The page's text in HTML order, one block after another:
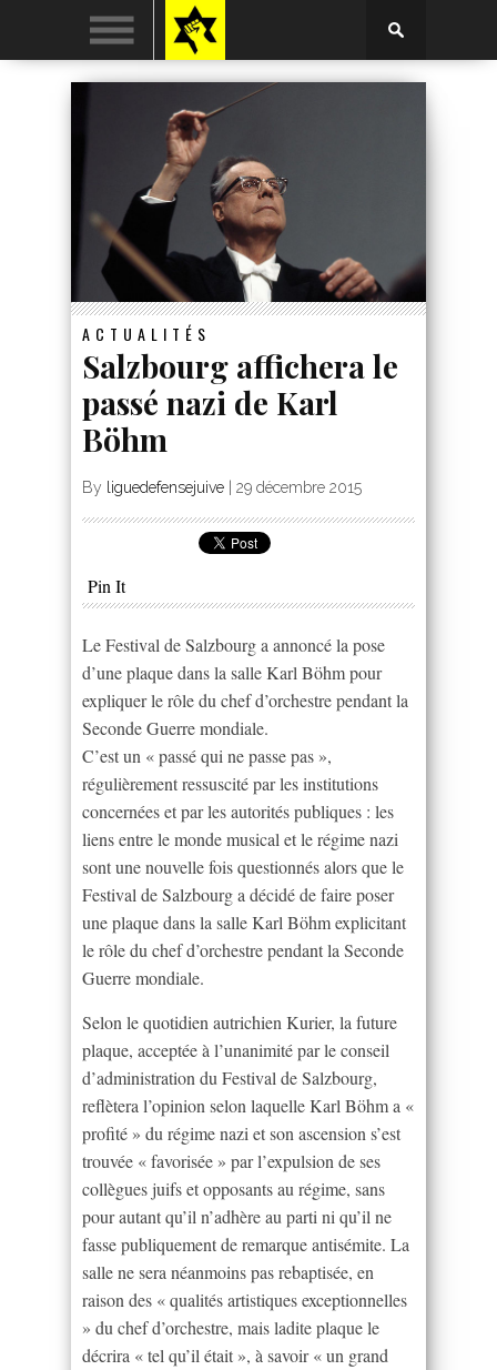
ACTUALITÉS
Salzbourg affichera le
passé nazi de Karl
Böhm
By liguedefensejuive 29 décembre 2015
Pin It
Le Festival de Salzbourg a annoncé la pose
d’une plaque dans la salle Karl Böhm pour
expliquer le rôle du chef d’orchestre pendant la
Seconde Guerre mondiale.
C’est un « passé qui ne passe pas »,
régulièrement ressuscité par les institutions
concernées et par les autorités publiques : les
liens entre le monde musical et le régime nazi
sont une nouvelle fois questionnés alors que le
Festival de Salzbourg a décidé de faire poser
une plaque dans la salle Karl Böhm explicitant
le rôle du chef d’orchestre pendant la Seconde
Guerre mondiale.
Selon le quotidien autrichien Kurier, la future
plaque, acceptée à l’unanimité par le conseil
d’administration du Festival de Salzbourg,
reflètera l’opinion selon laquelle Karl Böhm a «
profité » du régime nazi et son ascension s’est
trouvée « favorisée » par l’expulsion de ses
collègues juifs et opposants au régime, sans
pour autant qu’il n’adhère au parti ni qu’il ne
fasse publiquement de remarque antisémite. La
salle ne sera néanmoins pas rebaptisée, en
raison des « qualités artistiques exceptionnelles
» du chef d’orchestre, mais ladite plaque le
décrira « tel qu’il était », à savoir « un grand